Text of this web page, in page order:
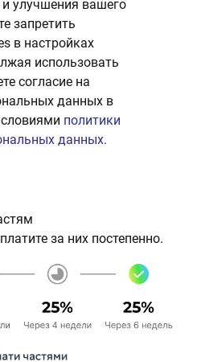
улучшения вашего
запретить
в настройках
использовать
согласие на
данных в
политики
данных.
за них постепенно.